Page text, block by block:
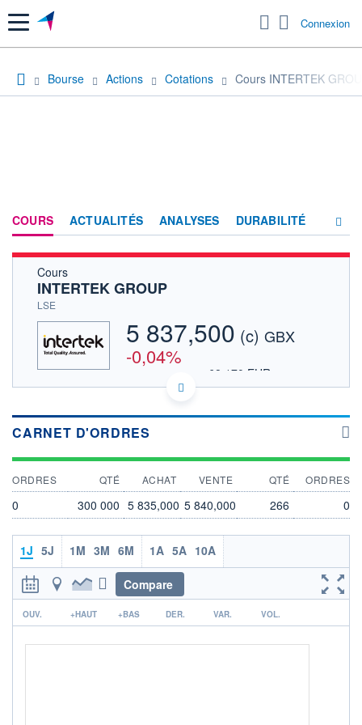
Menu Connexion
Bourse Actions Cotations Cours INTERTEK
COURS ACTUALITÉS ANALYSES DURABILITÉ
HISTORIQUE
Cours
INTERTEK GROUP
LSE
5 837,500 (c) GBX
-0,04%
68,170 EUR
DONNÉES TEMPS DIFFÉRÉ
Politique d'exécution
11h51
5 838
5 842
OUVERTURE
5 835,000
CLÔTURE VEILLE
5 840,000
5 840,000 5 835,000
CARNET D'ORDRES
ORDRES QTÉ ACHAT VENTE QTÉ ORDRES
0 300 000 5 835,000 5 840,000 266 0
1J 5J 1M 3M 6M 1A 5A 10A
Compare
r
OUV. +HAUT +BAS DER. VAR. VOL.